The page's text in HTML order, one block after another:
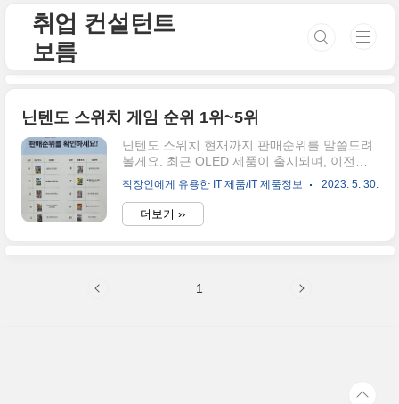
취업 컨설턴트
보름
닌텐도 스위치 게임 순위 1위~5위
닌텐도 스위치 현재까지 판매순위를 말씀드려
볼게요. 최근 OLED 제품이 출시되며, 이전의
닌텐도와 비교하는 글들이 참 많이 올라오고
있는데요. 저도 사실 하이마트에 가서 닌텐도
스위치를 보며 "이거 하나 살까?"라는 생각을
하게 되었답니다. 사실 이 제품을 구경하며 가
어드벤처 링피트 어드벤처는 게임과 운동을 섞
직장인에게 유용한 IT 제품/IT 제품정보 2023. 5. 30.
더보기 ››
1